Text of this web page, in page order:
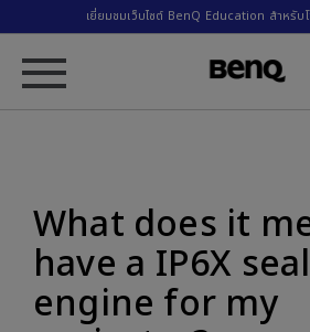
เยี่ยมชมเว็บไซต์ BenQ Education สำหรับ
What does it
have a IP6X
engine for my